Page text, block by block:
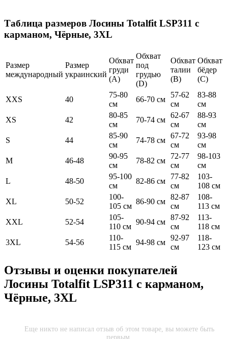
Таблица размеров Лосины Totalfit LSP311 с
карманом, Чёрные, 3XL
Размер
международный
Размер
украинский
Обхват
груди
(А)
Обхват
под
грудью
(D)
Обхват
талии
(В)
Обхват
бёдер
(С)
XXS 40
75-80
см
66-70 см
57-62
см
83-88
см
XS
42
80-85
см
70-74 см
62-67
см
88-93
см
S
44
85-90
см
74-78 см
67-72
см
93-98
см
M
46-48
90-95
см
78-82 см
72-77
см
98-103
см
L
48-50
95-100
см
82-86 см
77-82
см
103-
108 см
XL
50-52
100-
105 см
86-90 см
82-87
см
108-
113 см
XXL
52-54
105-
110 см
90-94 см
87-92
см
113-
118 см
3XL
54-56
110-
115 см
94-98 см
92-97
см
118-
123 см
Отзывы и оценки покупателей
Лосины Totalfit LSP311 с карманом,
Чёрные, 3XL
Еще никто не написал отзыв об этом товаре, вы можете быть
первым.